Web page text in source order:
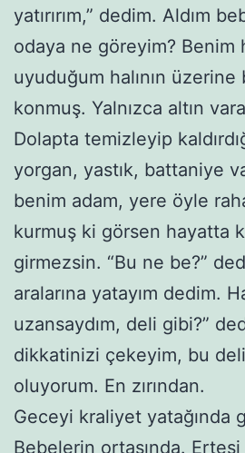
yatırırım,” dedim. Aldım
odaya ne göreyim? Benim
uyuduğum halının üzerine
konmuş. Yalnızca altın
Dolapta temizleyip
yorgan, yastık, battaniye
benim adam, yere öyle
kurmuş ki görsen hayatta
girmezsin. “Bu ne be?”
aralarına yatayım dedim.
uzansaydım, deli gibi?”
dikkatinizi çekeyim, bu
oluyorum. En zırından.
Geceyi kraliyet yatağında
Bebelerin ortasında. Ertesi